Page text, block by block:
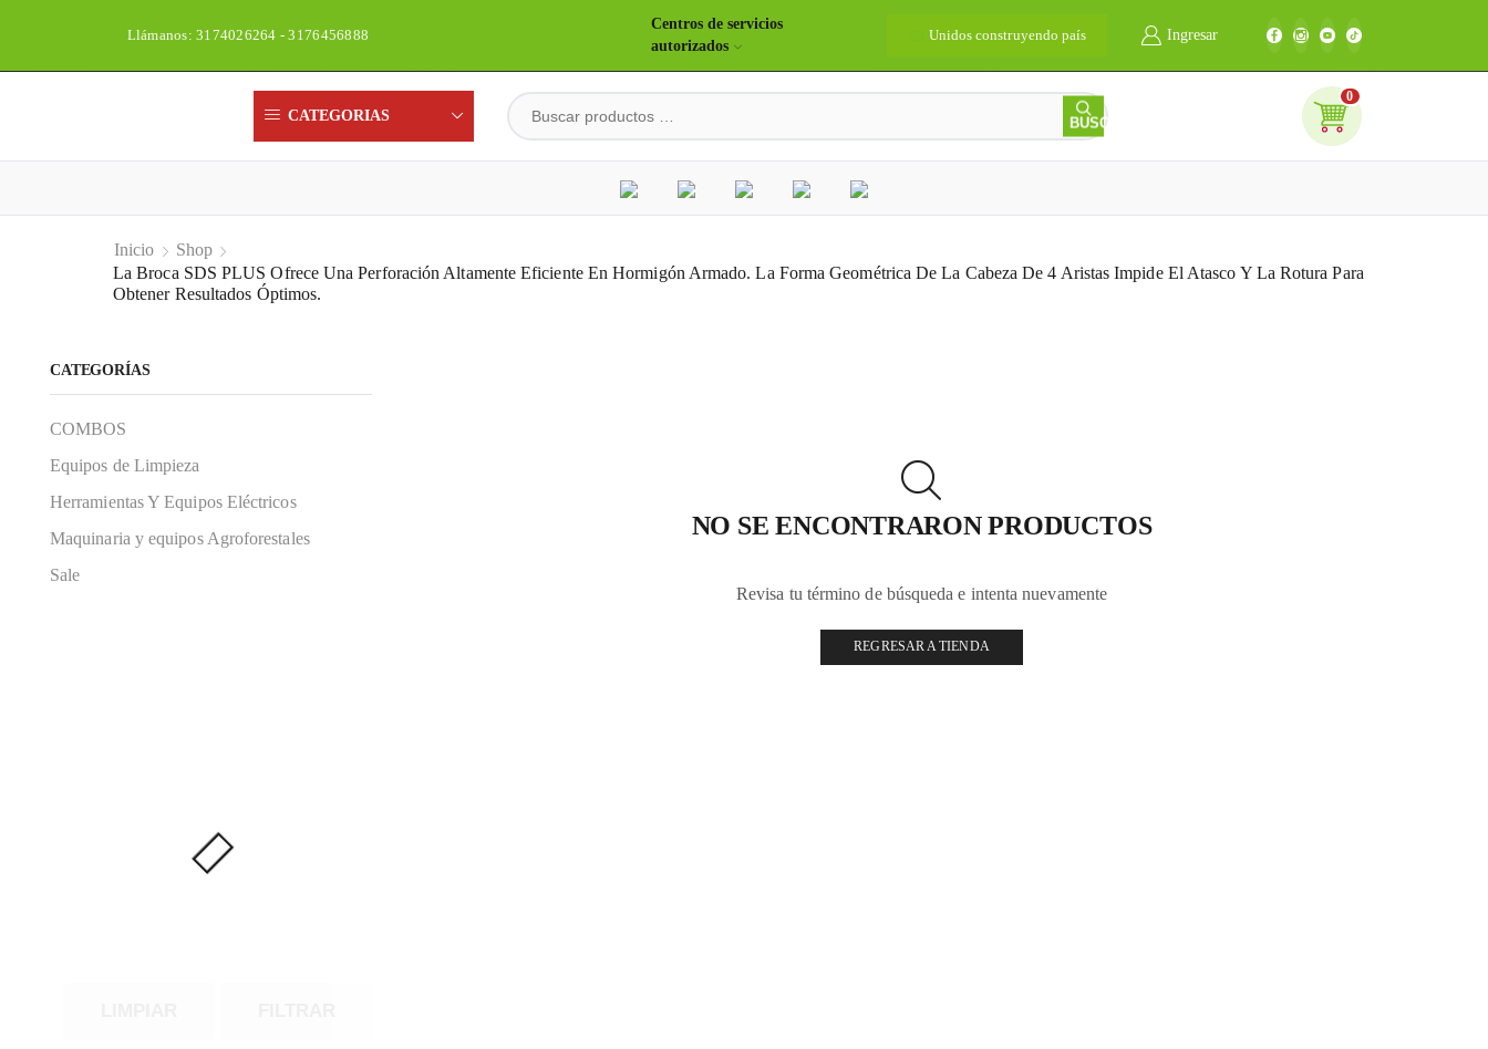
Llámanos: 3174026264 - 3176456888
Centros de servicios
autorizados
Unidos construyendo país Bienvenidos
Ingresar
CATEGORIAS BUSCAR
0
0
Inicio
Shop
La Broca SDS PLUS Ofrece Una Perforación Altamente Eficiente En Hormigón Armado. La Forma Geométrica De La Cabeza De 4 Aristas Impide El Atasco Y La Rotura Para
Obtener Resultados Óptimos.
NO SE ENCONTRARON PRODUCTOS
Revisa tu término de búsqueda e intenta nuevamente
REGRESAR A TIENDA
CATEGORÍAS
COMBOS
Equipos de Limpieza
Herramientas Y Equipos Eléctricos
Maquinaria y equipos Agroforestales
Sale